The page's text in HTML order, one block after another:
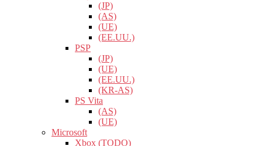
(JP)
(AS)
(UE)
(EE.UU.)
PSP
(JP)
(UE)
(EE.UU.)
(KR-AS)
PS Vita
(AS)
(UE)
Microsoft
Xbox (TODO)